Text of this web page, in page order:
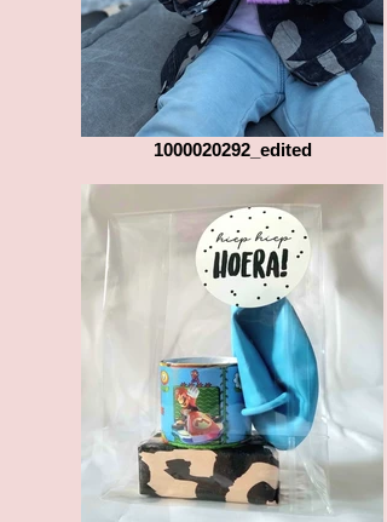
1000020292_edited